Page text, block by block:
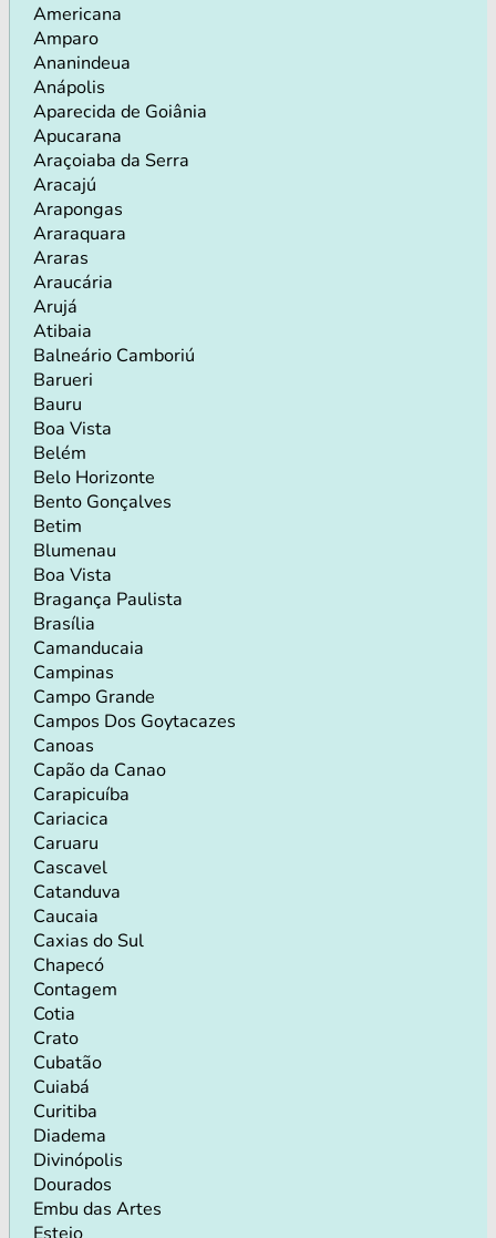
Americana
Amparo
Ananindeua
Anápolis
Aparecida de Goiânia
Apucarana
Araçoiaba da Serra
Aracajú
Arapongas
Araraquara
Araras
Araucária
Arujá
Atibaia
Balneário Camboriú
Barueri
Bauru
Boa Vista
Belém
Belo Horizonte
Bento Gonçalves
Betim
Blumenau
Boa Vista
Bragança Paulista
Brasília
Camanducaia
Campinas
Campo Grande
Campos Dos Goytacazes
Canoas
Capão da Canao
Carapicuíba
Cariacica
Caruaru
Cascavel
Catanduva
Caucaia
Caxias do Sul
Chapecó
Contagem
Cotia
Crato
Cubatão
Cuiabá
Curitiba
Diadema
Divinópolis
Dourados
Embu das Artes
Esteio